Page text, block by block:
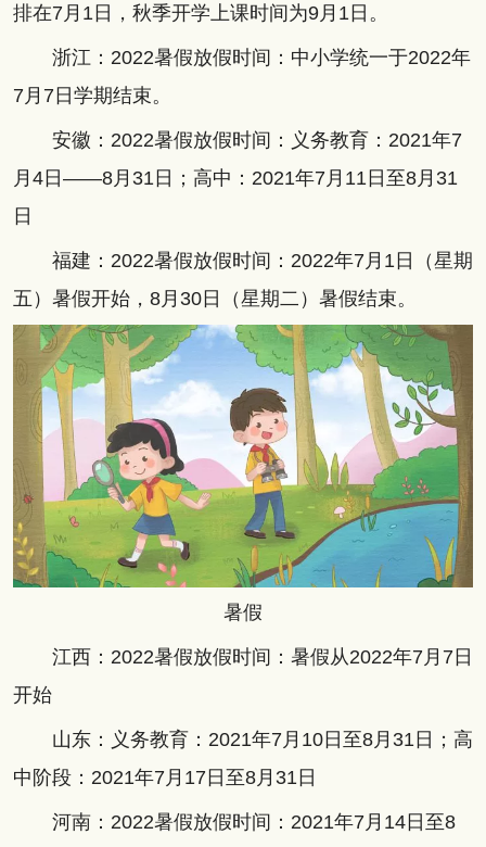
排在7月1日，秋季开学上课时间为9月1日。
浙江：2022暑假放假时间：中小学统一于2022年
7月7日学期结束。
安徽：2022暑假放假时间：义务教育：2021年7
月4日——8月31日；高中：2021年7月11日至8月31
日
福建：2022暑假放假时间：2022年7月1日（星期
五）暑假开始，8月30日（星期二）暑假结束。
暑假
江西：2022暑假放假时间：暑假从2022年7月7日
开始
山东：义务教育：2021年7月10日至8月31日；高
中阶段：2021年7月17日至8月31日
河南：2022暑假放假时间：2021年7月14日至8